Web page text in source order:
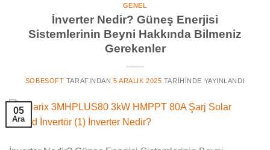
GENEL
İnverter Nedir? Güneş Enerjisi
Sistemlerinin Beyni Hakkında Bilmeniz
Gerekenler
SOBESOFT TARAFINDAN 5 ARALIK 2025 TARIHINDE YAYINLANDI
05
Ara